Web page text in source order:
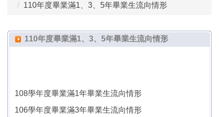
110年度畢業滿1、3、5年畢業生流向情形
110年度畢業滿1、3、5年畢業生流向情形
108學年度畢業滿1年畢業生流向情形
106學年度畢業滿3年畢業生流向情形